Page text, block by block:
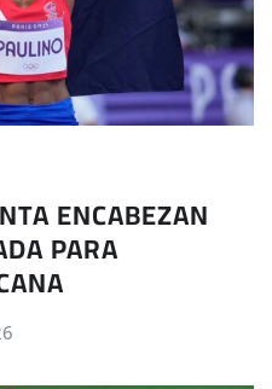
ENCABEZAN
PARA